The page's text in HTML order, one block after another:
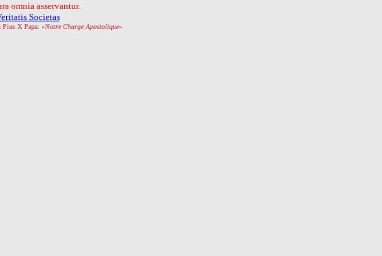
omnia asservantur.
Societas
Pius X Papa: «Notre Charge Apostolique»